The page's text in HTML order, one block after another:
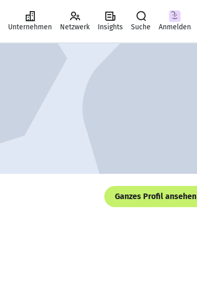
Unternehmen Netzwerk Insights Suche Anmelden
Ganzes Profil ansehen